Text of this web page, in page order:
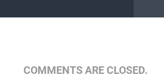
COMMENTS ARE CLOSED.